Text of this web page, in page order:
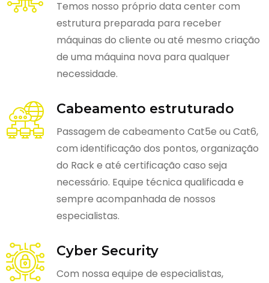
Temos nosso próprio data center com
estrutura preparada para receber
máquinas do cliente ou até mesmo criação
de uma máquina nova para qualquer
necessidade.
Cabeamento estruturado
Passagem de cabeamento Cat5e ou Cat6,
com identificação dos pontos, organização
do Rack e até certificação caso seja
necessário. Equipe técnica qualificada e
sempre acompanhada de nossos
especialistas.
Cyber Security
Com nossa equipe de especialistas,